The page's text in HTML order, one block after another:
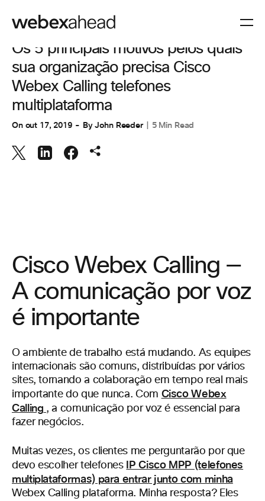
COLABORAÇÃO
Os 5 principais motivos pelos quais
sua organização precisa Cisco
Webex Calling telefones
multiplataforma
On out 17, 2019 ByJohn Reeder 5 Min Read
Cisco Webex Calling —
A comunicação por voz
é importante
O ambiente de trabalho está mudando. As equipes
internacionais são comuns, distribuídas por vários
sites, tornando a colaboração em tempo real mais
importante do que nunca. Com Cisco Webex
Calling , a comunicação por voz é essencial para
fazer negócios.
Muitas vezes, os clientes me perguntarão por que
devo escolher telefones IP Cisco MPP (telefones
multiplataformas) para entrar junto com minha
Webex Calling plataforma. Minha resposta? Eles